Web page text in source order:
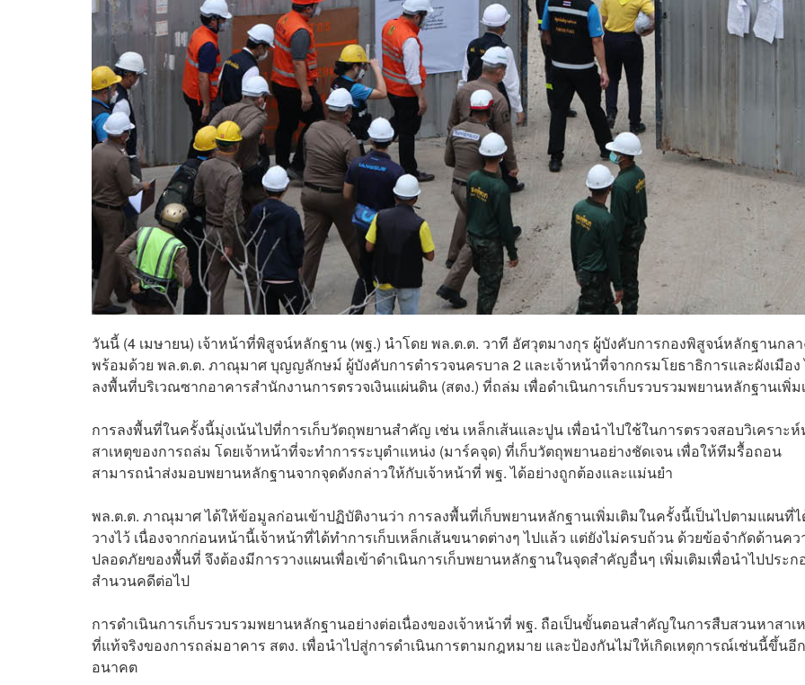
วันนี้ (4 เมษายน) เจ้าหน้าที่พิสูจน์หลักฐาน (พฐ.) นำโดย พล.ต.ต. วาที อัศวุตมางกุร ผู้บังคับการกองพิสูจน์หลักฐานกลา
พร้อมด้วย พล.ต.ต. ภาณุมาศ บุญญลักษม์ ผู้บังคับการตำรวจนครบาล 2 และเจ้าหน้าที่จากกรมโยธาธิการและผังเมือง
ลงพื้นที่บริเวณซากอาคารสำนักงานการตรวจเงินแผ่นดิน (สตง.) ที่ถล่ม เพื่อดำเนินการเก็บรวบรวมพยานหลักฐานเพิ่ม
การลงพื้นที่ในครั้งนี้มุ่งเน้นไปที่การเก็บวัตถุพยานสำคัญ เช่น เหล็กเส้นและปูน เพื่อนำไปใช้ในการตรวจสอบวิเคราะห์
สาเหตุของการถล่ม โดยเจ้าหน้าที่จะทำการระบุตำแหน่ง (มาร์คจุด) ที่เก็บวัตถุพยานอย่างชัดเจน เพื่อให้ทีมรื้อถอน
สามารถนำส่งมอบพยานหลักฐานจากจุดดังกล่าวให้กับเจ้าหน้าที่ พฐ. ได้อย่างถูกต้องและแม่นยำ
พล.ต.ต. ภาณุมาศ ได้ให้ข้อมูลก่อนเข้าปฏิบัติงานว่า การลงพื้นที่เก็บพยานหลักฐานเพิ่มเติมในครั้งนี้เป็นไปตามแผนที่
วางไว้ เนื่องจากก่อนหน้านี้เจ้าหน้าที่ได้ทำการเก็บเหล็กเส้นขนาดต่างๆ ไปแล้ว แต่ยังไม่ครบถ้วน ด้วยข้อจำกัดด้านคว
ปลอดภัยของพื้นที่ จึงต้องมีการวางแผนเพื่อเข้าดำเนินการเก็บพยานหลักฐานในจุดสำคัญอื่นๆ เพิ่มเติมเพื่อนำไปประก
สำนวนคดีต่อไป
การดำเนินการเก็บรวบรวมพยานหลักฐานอย่างต่อเนื่องของเจ้าหน้าที่ พฐ. ถือเป็นขั้นตอนสำคัญในการสืบสวนหาสาเ
ที่แท้จริงของการถล่มอาคาร สตง. เพื่อนำไปสู่การดำเนินการตามกฎหมาย และป้องกันไม่ให้เกิดเหตุการณ์เช่นนี้ขึ้นอี
อนาคต